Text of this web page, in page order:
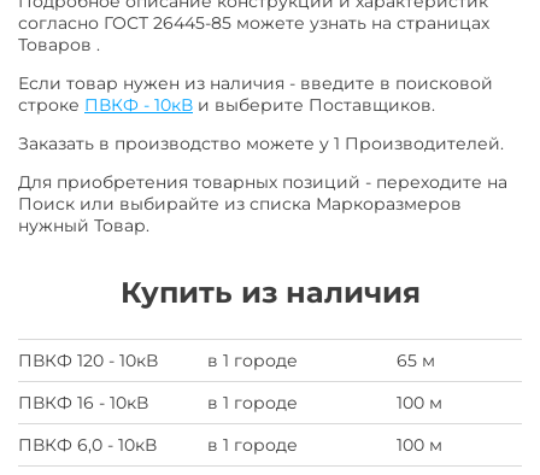
согласно ГОСТ 26445-85 можете узнать на страницах
Товаров .
Если товар нужен из наличия - введите в поисковой
строке ПВКФ - 10кВ и выберите Поставщиков.
Заказать в производство можете у 1 Производителей.
Для приобретения товарных позиций - переходите на
Поиск или выбирайте из списка Маркоразмеров
нужный Товар.
Купить из наличия
ПВКФ 120 - 10кВ в 1 городе
65 м
ПВКФ 16 - 10кВ
в 1 городе
100 м
ПВКФ 6,0 - 10кВ
в 1 городе
100 м